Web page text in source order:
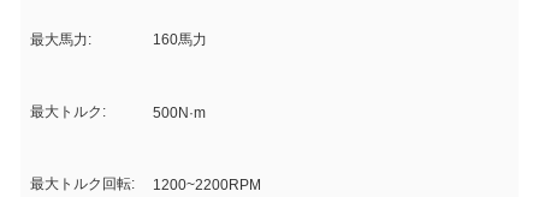
最大馬力: 160馬力
最大トルク: 500N·m
最大トルク回転: 1200~2200RPM